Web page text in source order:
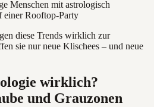
diese Trends wirklich zur
sie nur neue Klischees – und neue
wirklich?
und Grauzonen